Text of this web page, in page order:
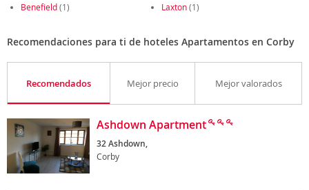
Benefield(1) Laxton(1)
Recomendaciones para ti de hoteles Apartamentos en Corby
Recomendados Mejor precio Mejor valorados
Ashdown Apartment
32 Ashdown,
Corby